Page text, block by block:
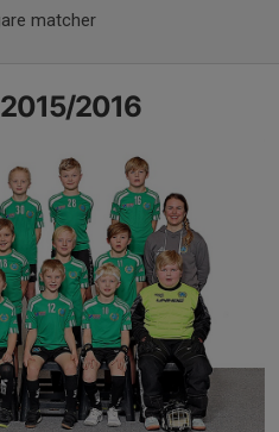
matcher
2016